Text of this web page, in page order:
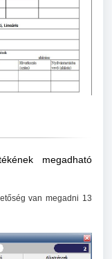
megadható
van megadni 13